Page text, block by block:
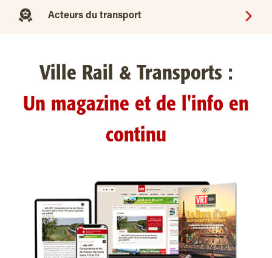
Acteurs du transport
Ville Rail & Transports :
Un magazine et de l'info en
continu